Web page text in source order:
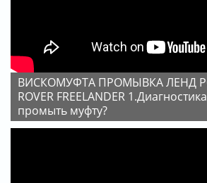
ВИСКОМУФТА ПРОМЫВКА ЛЕНД РОВЕР, LAND
ROVER FREELANDER
промыть муфту?